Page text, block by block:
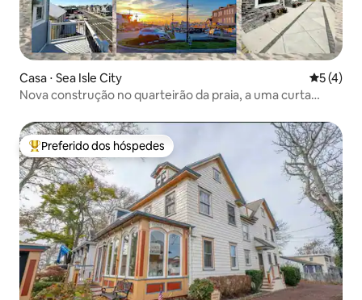
Casa ⋅ Sea Isle City 5 de
5 (4)
Nova construção no quarteirão da praia, a uma curta
Entre os melhores preferidos dos hóspedes
Preferido dos hóspedes